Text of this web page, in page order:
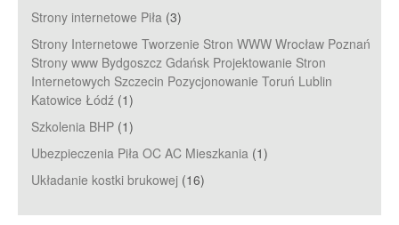
Strony internetowe Piła (3)
Strony Internetowe Tworzenie Stron WWW Wrocław Poznań
Strony www Bydgoszcz Gdańsk Projektowanie Stron
Internetowych Szczecin Pozycjonowanie Toruń Lublin
Katowice Łódź (1)
Szkolenia BHP (1)
Ubezpieczenia Piła OC AC Mieszkania (1)
Układanie kostki brukowej (16)